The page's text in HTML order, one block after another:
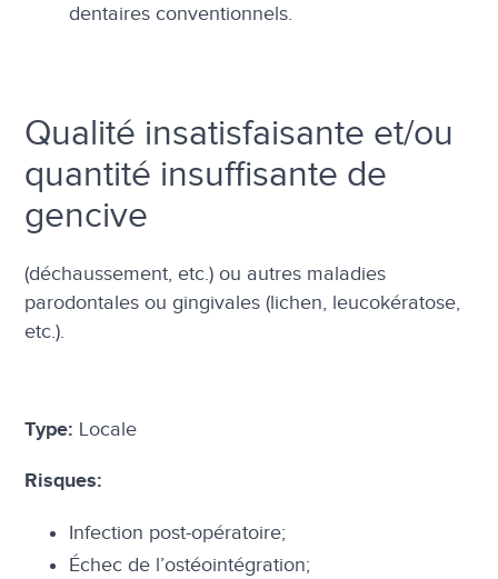
dentaires conventionnels.
Qualité insatisfaisante et/ou
quantité insuffisante de
gencive
(déchaussement, etc.) ou autres maladies
parodontales ou gingivales (lichen, leucokératose,
etc.).
Type: Locale
Risques:
Infection post-opératoire;
Échec de l’ostéointégration;